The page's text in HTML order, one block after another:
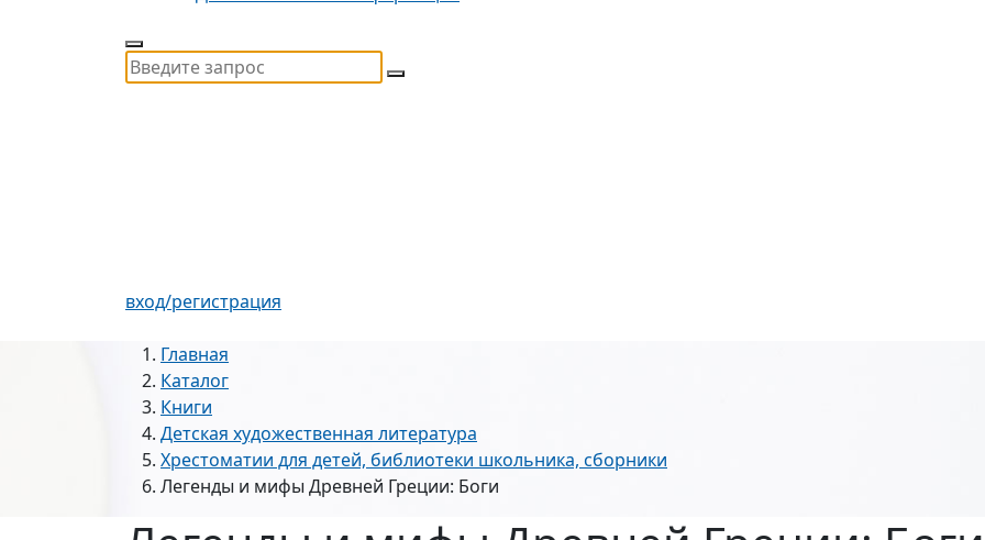
вход/регистрация
Главная
Каталог
Книги
Детская художественная литература
Хрестоматии для детей, библиотеки школьника, сборники
Легенды и мифы Древней Греции: Боги